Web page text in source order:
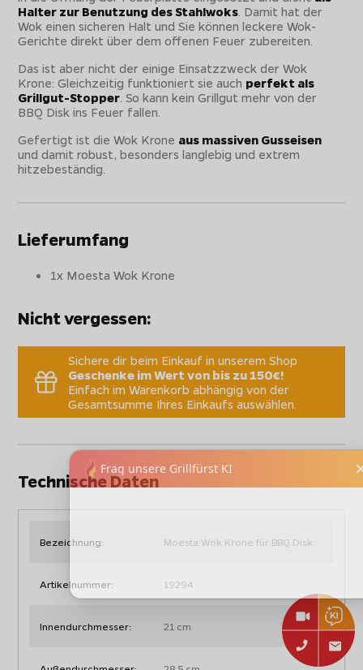
Halter zur Benutzung des Stahlwoks . Damit hat der
Wok einen sicheren Halt und Sie können leckere Wok-
Gerichte direkt über dem offenen Feuer zubereiten.
Das ist aber nicht der einige Einsatzzweck der Wok
Krone: Gleichzeitig funktioniert sie auch perfekt als
Grillgut-Stopper . So kann kein Grillgut mehr von der
BBQ Disk ins Feuer fallen.
Gefertigt ist die Wok Krone aus massiven Gusseisen
und damit robust, besonders langlebig und extrem
hitzebeständig.
Lieferumfang
1x Moesta Wok Krone
Nicht vergessen:
Sichere dir beim Einkauf in unserem Shop
Geschenke im Wert von bis zu 150€!
Einfach im Warenkorb abhängig von der
Gesamtsumme Ihres Einkaufs auswählen.
Technische Daten
Bezeichnung: Moesta Wok Krone für BBQ Disk
Artikelnummer: 19294
Innendurchmesser: 21 cm